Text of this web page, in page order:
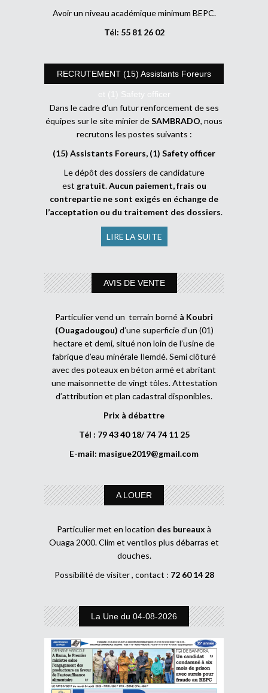
Avoir un niveau académique minimum BEPC.
Tél: 55 81 26 02
RECRUTEMENT (15) Assistants Foreurs
et (1) Safety officer
Dans le cadre d’un futur renforcement de ses
équipes sur le site minier deSAMBRADO, nous
recrutons les postes suivants :
(15) Assistants Foreurs, (1) Safety officer
Le dépôt des dossiers de candidature
est gratuit.Aucun paiement, frais ou
contrepartie ne sont exigés en échange de
l’acceptation ou du traitement des dossiers.
LIRE LA SUITE
AVIS DE VENTE
Particulier vend un terrain borné à Koubri
(Ouagadougou) d’une superficie d’un (01)
hectare et demi, situé non loin de l’usine de
fabrique d’eau minérale Ilemdé. Semi clôturé
avec des poteaux en béton armé et abritant
une maisonnette de vingt tôles. Attestation
d’attribution et plan cadastral disponibles.
Prix à débattre
Tél : 79 43 40 18/ 74 74 11 25
E-mail: masigue2019@gmail.com
A LOUER
Particulier met en location des bureaux à
Ouaga 2000. Clim et ventilos plus débarras et
douches.
Possibilité de visiter , contact : 72 60 14 28
La Une du 04-08-2026